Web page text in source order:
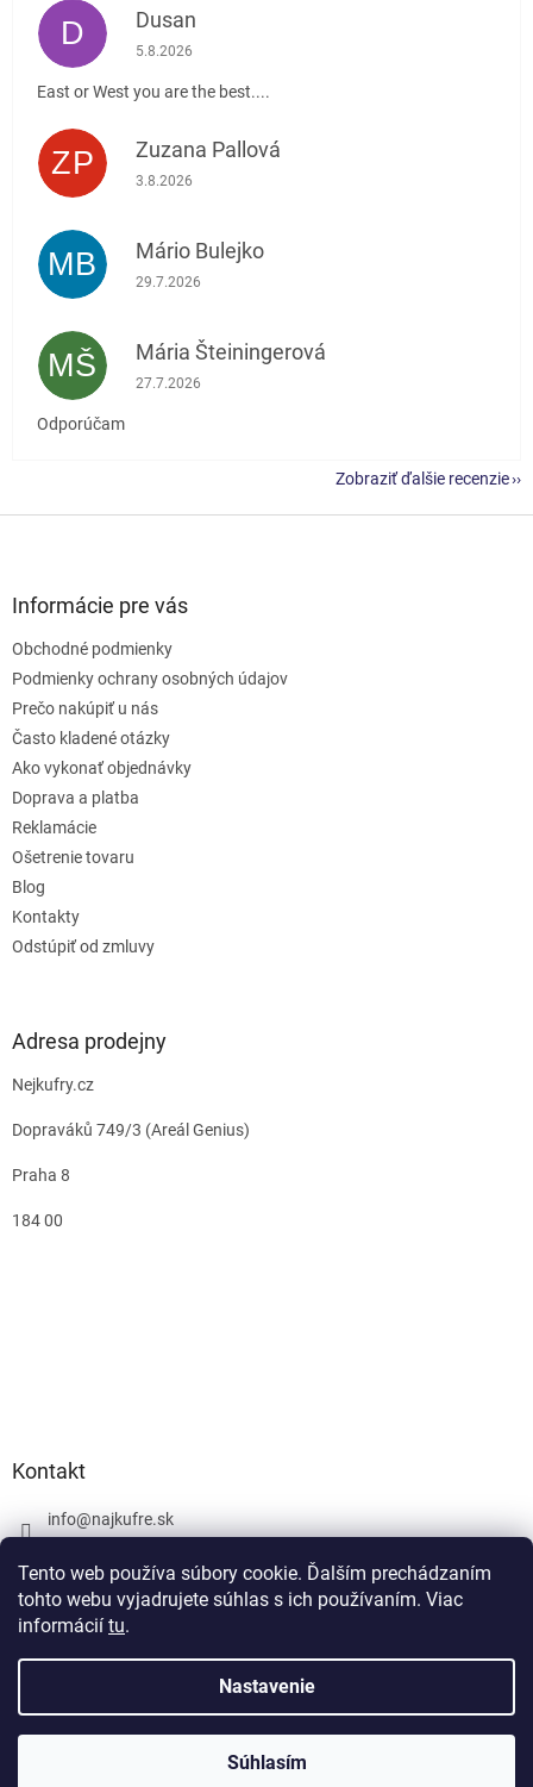
Tento web používa súbory cookie. Ďalším prechádzaním
tohto webu vyjadrujete súhlas s ich používaním. Viac
informácií tu.
Nastavenie
Súhlasím
D Dusan
Hodnotenie obchodu je 5 z 5 hviezdičiek.
5.8.2026
East or West you are the best....
ZP Zuzana Pallová
Hodnotenie obchodu je 5 z 5 hviezdičiek.
3.8.2026
MB Mário Bulejko
Hodnotenie obchodu je 5 z 5 hviezdičiek.
29.7.2026
MŠ Mária Šteiningerová
Hodnotenie obchodu je 5 z 5 hviezdičiek.
27.7.2026
Odporúčam
Zobraziť ďalšie recenzie
Informácie pre vás
Obchodné podmienky
Podmienky ochrany osobných údajov
Prečo nakúpiť u nás
Často kladené otázky
Ako vykonať objednávky
Doprava a platba
Reklamácie
Ošetrenie tovaru
Blog
Kontakty
Odstúpiť od zmluvy
Adresa prodejny
Nejkufry.cz
Dopraváků 749/3 (Areál Genius)
Praha 8
184 00
Kontakt
info@najkufre.sk
Facebook
Vytvoril Shoptet
najkufre.sk. Všetky práva vyhradené.